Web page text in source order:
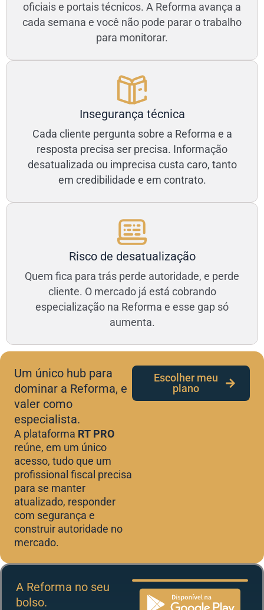
oficiais e portais técnicos. A Reforma avança a
cada semana e você não pode parar o trabalho
para monitorar.
Insegurança técnica
Cada cliente pergunta sobre a Reforma e a
resposta precisa ser precisa. Informação
desatualizada ou imprecisa custa caro, tanto
em credibilidade e em contrato.
Risco de desatualização
Quem fica para trás perde autoridade, e perde
cliente. O mercado já está cobrando
especialização na Reforma e esse gap só
aumenta.
Um único hub para
dominar a Reforma, e
valer como
especialista.
A plataforma RT PRO
reúne, em um único
acesso, tudo que um
profissional fiscal precisa
para se manter
atualizado, responder
com segurança e
construir autoridade no
mercado.
Escolher meu
plano
A Reforma no seu
bolso.